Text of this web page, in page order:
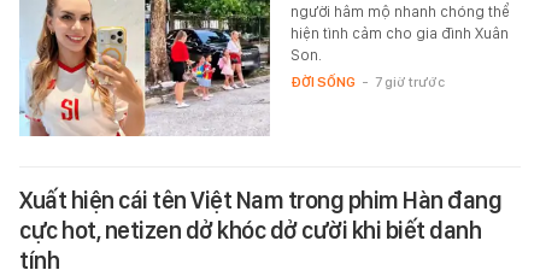
người hâm mộ nhanh chóng thể
hiện tình cảm cho gia đình Xuân
Son.
ĐỜI SỐNG - 7 giờ trước
Xuất hiện cái tên Việt Nam trong phim Hàn đang
cực hot, netizen dở khóc dở cười khi biết danh
tính